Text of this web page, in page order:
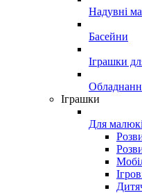
Надувні
Басейни
Іграшки
Іграшки
Для